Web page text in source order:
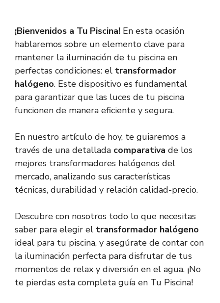
¡Bienvenidos a Tu Piscina! En esta ocasión
hablaremos sobre un elemento clave para
mantener la iluminación de tu piscina en
perfectas condiciones: el transformador
halógeno. Este dispositivo es fundamental
para garantizar que las luces de tu piscina
funcionen de manera eficiente y segura.
En nuestro artículo de hoy, te guiaremos a
través de una detallada comparativa de los
mejores transformadores halógenos del
mercado, analizando sus características
técnicas, durabilidad y relación calidad-precio.
Descubre con nosotros todo lo que necesitas
saber para elegir el transformador halógeno
ideal para tu piscina, y asegúrate de contar con
la iluminación perfecta para disfrutar de tus
momentos de relax y diversión en el agua. ¡No
te pierdas esta completa guía en Tu Piscina!